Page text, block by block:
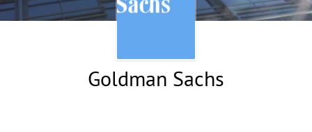
Goldman Sachs